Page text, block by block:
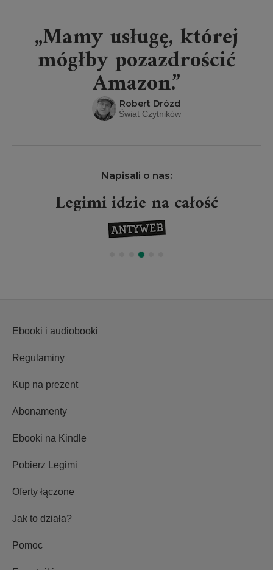
„Mamy usługę, której
mógłby pozazdrościć
Amazon.”
Robert Drózd
Świat Czytników
Napisali o nas:
Legimi idzie na całość
Ebooki i audiobooki
Regulaminy
Kup na prezent
Abonamenty
Ebooki na Kindle
Pobierz Legimi
Oferty łączone
Jak to działa?
Pomoc